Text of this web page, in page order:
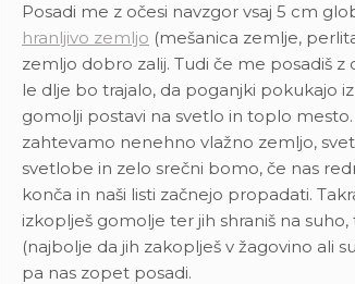
Posadi me z očesi navzgor vsaj 5 cm
hranljivo zemljo (mešanica zemlje,
zemljo dobro zalij. Tudi če me posadiš
le dlje bo trajalo, da poganjki pokukajo
gomolji postavi na svetlo in toplo
zahtevamo nenehno vlažno zemljo,
svetlobe in zelo srečni bomo, če nas
konča in naši listi začnejo propadati.
izkoplješ gomolje ter jih shraniš na
(najbolje da jih zakoplješ v žagovino ali
pa nas zopet posadi.